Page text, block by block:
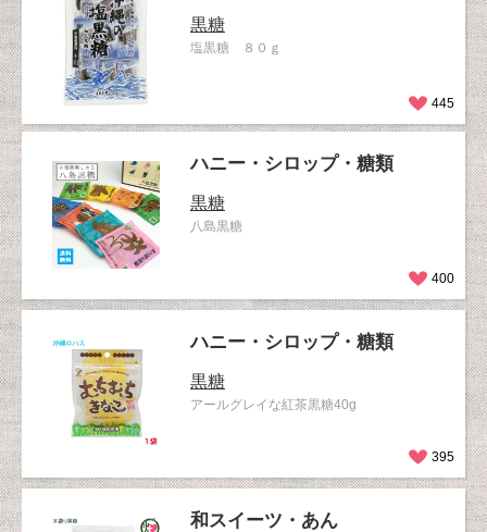
黒糖
塩黒糖 ８０ｇ
445
ハニー・シロップ・糖類
黒糖
八島黒糖
400
ハニー・シロップ・糖類
黒糖
アールグレイな紅茶黒糖40g
395
和スイーツ・あん